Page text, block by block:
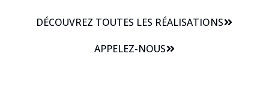
DÉCOUVREZ TOUTES LES RÉALISATIONS
APPELEZ-NOUS